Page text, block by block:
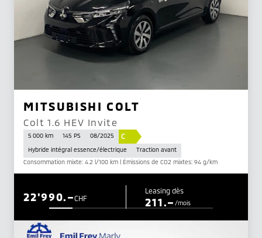
MITSUBISHI COLT
Colt 1.6 HEV Invite
5 000 km 145 PS 08/2025 C
Hybride intégral essence/électrique
Traction avant
Consommation mixte: 4.2 l/100 km | Émissions de CO2 mixtes: 94 g/km
CHF
22'990.– Leasing dès
211.–/mois